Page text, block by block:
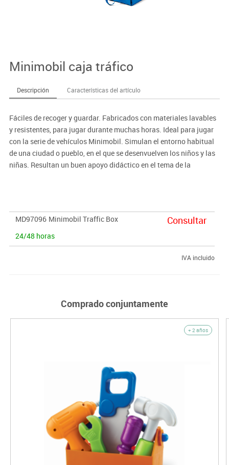
Minimobil caja tráfico
Descripción Características del artículo
Fáciles de recoger y guardar. Fabricados con materiales lavables
y resistentes, para jugar durante muchas horas. Ideal para jugar
con la serie de vehículos Minimobil. Simulan el entorno habitual
de una ciudad o pueblo, en el que se desenvuelven los niños y las
niñas. Resultan un buen apoyo didáctico en el tema de la
100 X 100 cm.
MD97096 Minimobil Traffic Box
24/48 horas
Consultar
IVA incluido
Comprado conjuntamente
+ 2 años